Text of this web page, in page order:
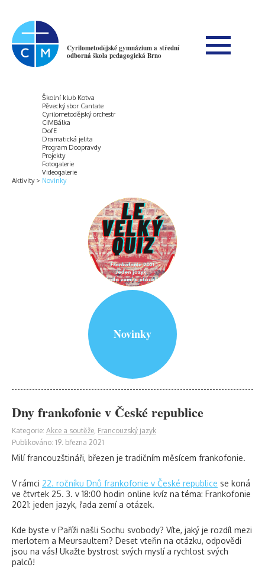
Cyrilometodějské gymnázium a střední
odborná škola pedagogická Brno
Aktivity
Školní klub Kotva
Pěvecký sbor Cantate
Cyrilometodějský orchestr
CiMBálka
DofE
Dramatická jelita
Program Doopravdy
Projekty
Fotogalerie
Videogalerie
Novinky
Novinky
Dny frankofonie v České republice
Kategorie: Akce a soutěže, Francouzský jazyk
Publikováno: 19. března 2021
Milí francouzštináři, březen je tradičním měsícem frankofonie.
V rámci 22. ročníku Dnů frankofonie v České republice se koná
ve čtvrtek 25. 3. v 18:00 hodin online kvíz na téma: Frankofonie
2021: jeden jazyk, řada zemí a otázek.
Kde byste v Paříži našli Sochu svobody? Víte, jaký je rozdíl mezi
merlotem a Meursaultem? Deset vteřin na otázku, odpovědi
jsou na vás! Ukažte bystrost svých myslí a rychlost svých
palců!